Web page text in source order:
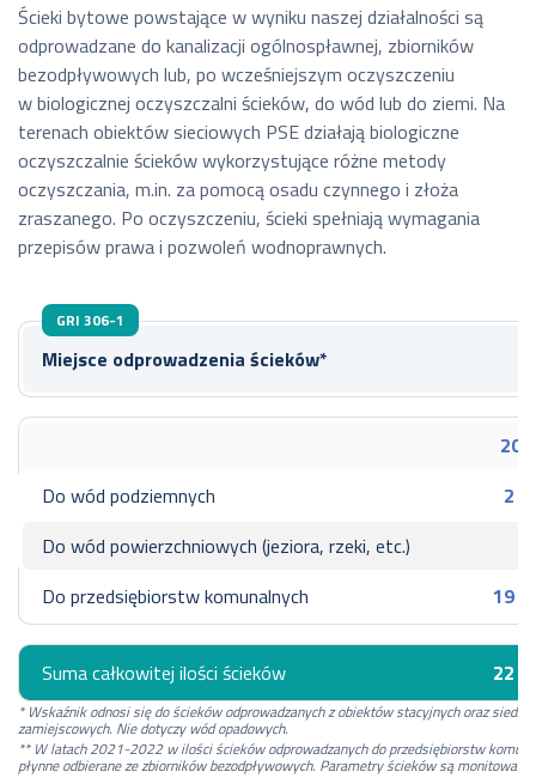
Ścieki bytowe powstające w wyniku naszej działalności są
odprowadzane do kanalizacji ogólnospławnej, zbiorników
bezodpływowych lub, po wcześniejszym oczyszczeniu
w biologicznej oczyszczalni ścieków, do wód lub do ziemi. Na
terenach obiektów sieciowych PSE działają biologiczne
oczyszczalnie ścieków wykorzystujące różne metody
oczyszczania, m.in. za pomocą osadu czynnego i złoża
zraszanego. Po oczyszczeniu, ścieki spełniają wymagania
przepisów prawa i pozwoleń wodnoprawnych.
GRI 306-1
Miejsce odprowadzenia ścieków*
Do wód podziemnych
2
Do wód powierzchniowych (jeziora, rzeki, etc.)
Do przedsiębiorstw komunalnych
19
Suma całkowitej ilości ścieków 22
* Wskaźnik odnosi się do ścieków odprowadzanych z obiektów stacyjnych oraz
zamiejscowych. Nie dotyczy wód opadowych.
** W latach 2021-2022 w ilości ścieków odprowadzanych do przedsiębiorstw
płynne odbierane ze zbiorników bezodpływowych. Parametry ścieków są monitowane